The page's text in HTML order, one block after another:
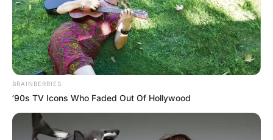
Imagen de ilustración
Por:Héctor Santiago Guaman Espinosa
Agosto 17, 2022
COMPARTIR
BRAINBERRIES
’90s TV Icons Who Faded Out Of Hollywood